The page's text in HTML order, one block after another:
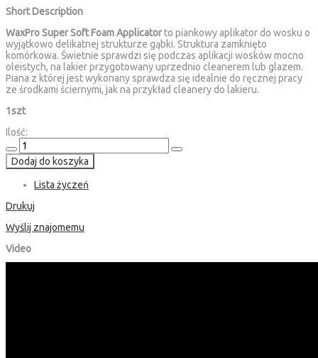
Short Description
WaxPro Super Soft Foam Applicatorto piankowy aplikator do wosku o
wyjątkowo delikatnej strukturze gąbki. Struktura zamknięto
komórkowa. Świetnie sprawdzi się podczas aplikacji wosków mocno
oleistych, na lakier przygotowany uprzednio cleanerem lub glazem.
Piana z której jest wykonany sprawdza się idealnie do ręcznej pracy
ze środkami ściernymi, jak na przykład cleanery do lakieru.
1szt
Ilość:
Dodaj do koszyka
Lista życzeń
Drukuj
Wyślij znajomemu
Video